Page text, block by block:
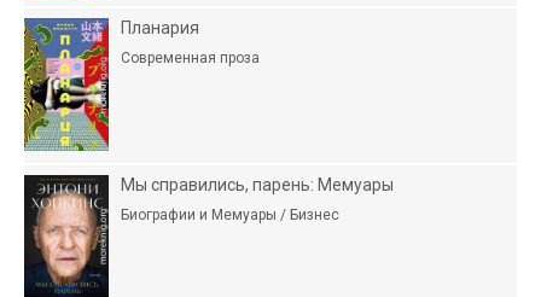
Планария
Современная проза
Мы справились, парень: Мемуары
Биографии и Мемуары / Бизнес